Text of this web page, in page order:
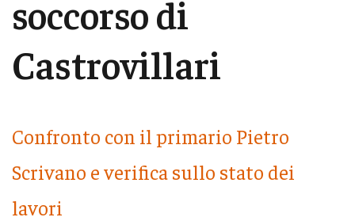
soccorso di
Castrovillari
Confronto con il primario Pietro
Scrivano e verifica sullo stato dei
lavori